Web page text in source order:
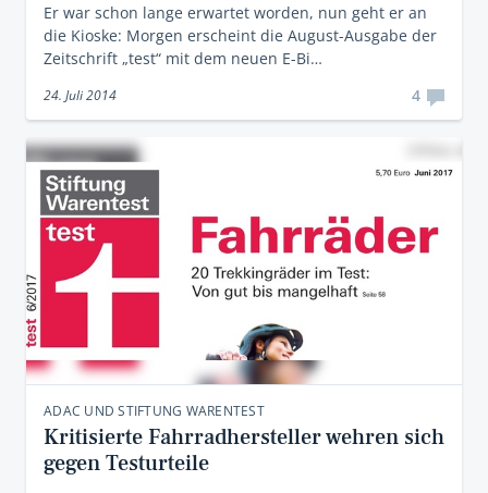
Er war schon lange erwartet worden, nun geht er an
die Kioske: Morgen erscheint die August-Ausgabe der
Zeitschrift „test“ mit dem neuen E-Bi…
24. Juli 2014 4
ADAC UND STIFTUNG WARENTEST
Kritisierte Fahrradhersteller wehren sich
gegen Testurteile